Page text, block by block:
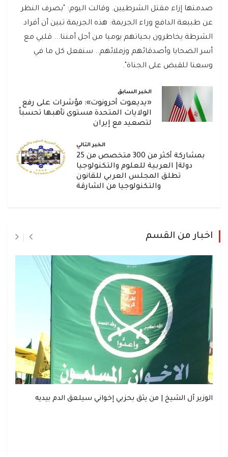
صدمتها إزاء مقتل الشرطيين. وقالت اليوم: "بصرف النظر
عن طبيعة الدافع وراء الجريمة: هذه الجريمة تبين أن أفراد
الشرطة يخاطرون بحياتهم يوميا من أجل أمننا... قلبي مع
أسر الضحايا وأصدقائهم وزملائهم.. سنفعل كل ما في
وسعنا للقبض على الجناة".
الخبر السابق
«يديعوت أحرونوت»: مؤشرات على رفع
الولايات المتحدة مستوى تأهبها تحسباً
لتصعيد مع إيران
الخبر التالي
بمشاركة أكثر من 300 متخصص من 25
دولة| العربية للعلوم والتكنولوجيا
تطلق المجلس العربي للقانون
والتكنولوجيا من الشارقة
اخبار من القسم
الوزير آل الشيخ | من يثق بحزبي إخواني سيلعق الدم بيديه